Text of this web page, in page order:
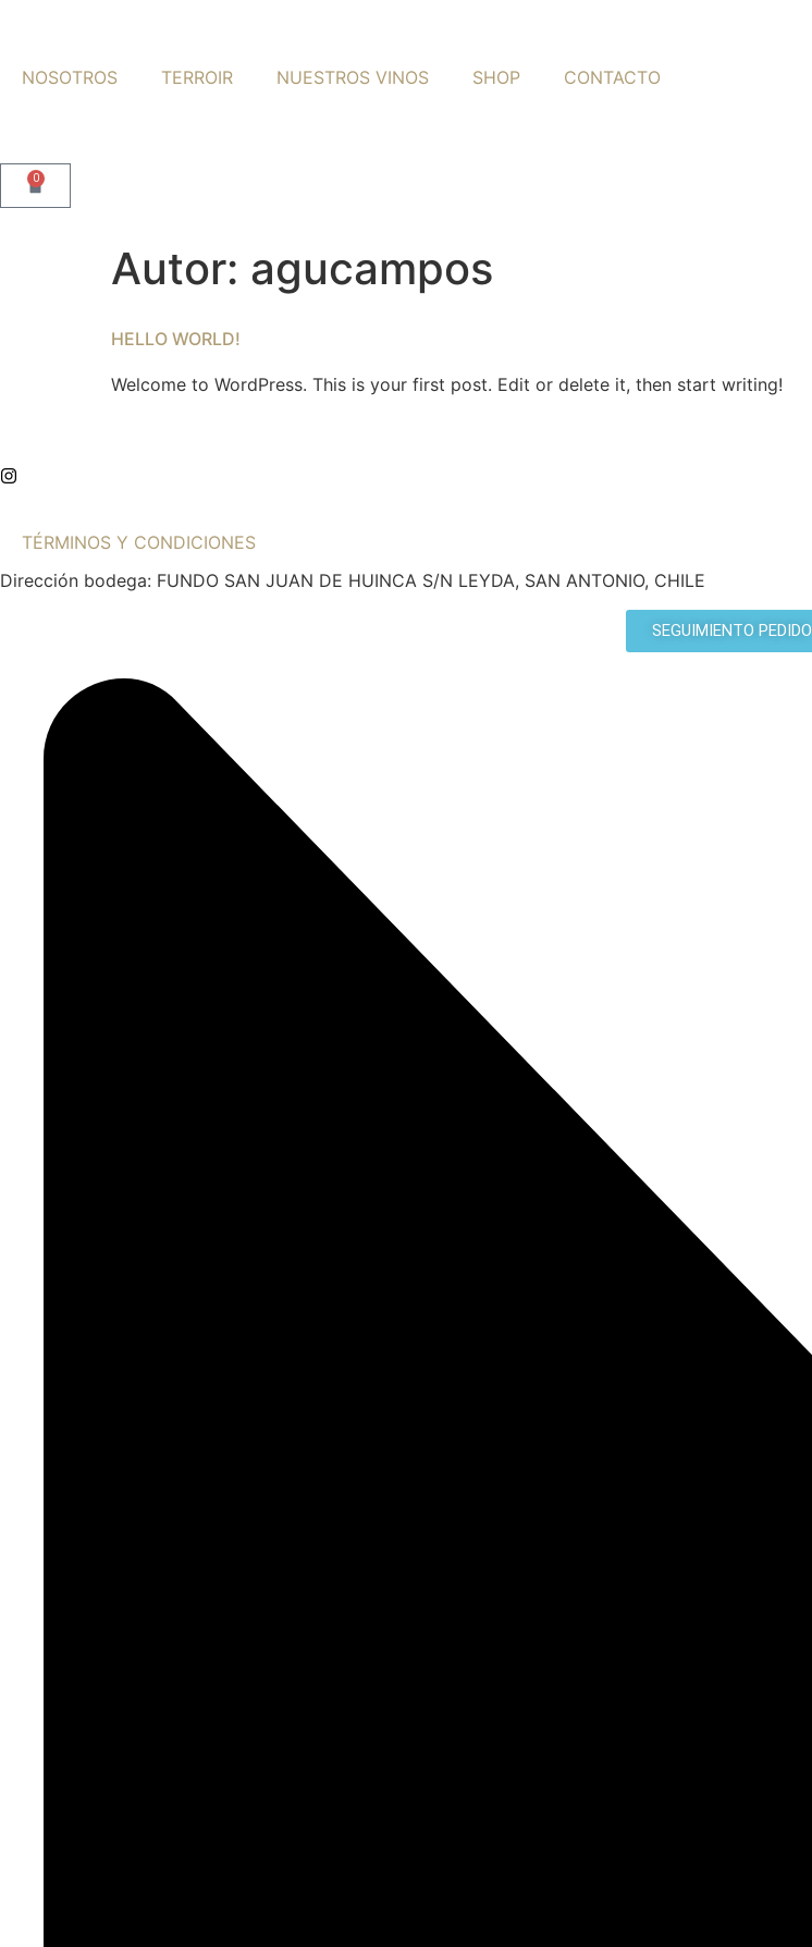
NOSOTROS TERROIR NUESTROS VINOS SHOP CONTACTO
0
Autor: agucampos
HELLO WORLD!
Welcome to WordPress. This is your first post. Edit or delete it, then start writing!
TÉRMINOS Y CONDICIONES
Dirección bodega: FUNDO SAN JUAN DE HUINCA S/N LEYDA, SAN ANTONIO, CHILE
SEGUIMIENTO PEDIDO